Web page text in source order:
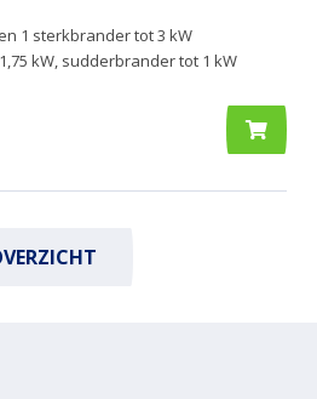
1 sterkbrander tot 3 kW
kW, sudderbrander tot 1 kW